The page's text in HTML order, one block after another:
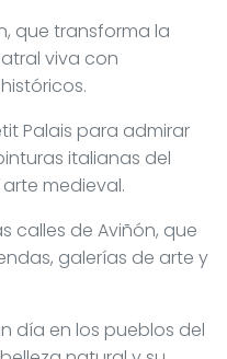
que transforma la
viva con
Palais para admirar
italianas del
medieval.
calles de Aviñón, que
galerías de arte y
día en los pueblos del